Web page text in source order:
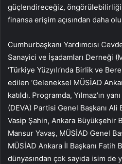
güçlendireceğiz, öngörülebilirliği
finansa erişim açısından daha
Cumhurbaşkanı Yardımcısı
Sanayici ve İşadamları Derneği
‘Türkiye Yüzyılı’nda Birlik ve
edilen ‘Geleneksel MÜSİAD
katıldı. Programda, Yılmaz’ın
(DEVA) Partisi Genel Başkanı Ali
Vasip Şahin, Ankara Büyükşehir
Mansur Yavaş, MÜSİAD Genel
MÜSİAD Ankara İl Başkanı
dünyasından çok sayıda isim de